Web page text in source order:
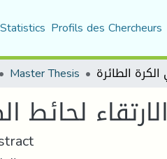
Statistics Profils des Chercheurs
Master Thesis